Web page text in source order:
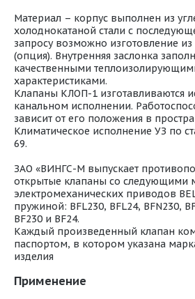
Материал – корпус выполнен из
холоднокатаной стали с
запросу возможно изготовление
(опция). Внутренняя заслонка
качественными
характеристиками.
Клапаны КЛОП-1 изготавливаются
канальном исполнении.
зависит от его положения в
Климатическое исполнение УЗ по
69.
ЗАО «ВИНГС-М выпускает
открытые клапаны со следующими
электромеханических приводов
пружиной: BFL230, BFL24, BFN230,
BF230 и BF24.
Каждый произведенный клапан
паспортом, в котором указана
изделия
Применение